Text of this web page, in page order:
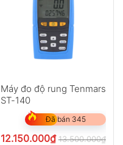
Máy đo độ rung Tenmars
ST-140
Đã bán 345
12.150.000₫ 13.500.000₫